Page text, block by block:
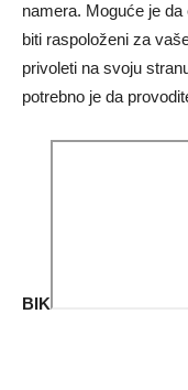
namera. Moguće je
biti raspoloženi za
privoleti na svoju
potrebno je da
BIK